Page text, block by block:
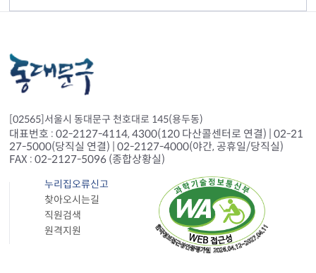
[02565]서울시 동대문구 천호대로 145(용두동)
대표번호 : 02-2127-4114, 4300(120 다산콜센터로 연결) | 02-21
27-5000(당직실 연결) | 02-2127-4000(야간, 공휴일/당직실)
FAX : 02-2127-5096 (종합상황실)
누리집오류신고
찾아오시는길
직원검색
원격지원